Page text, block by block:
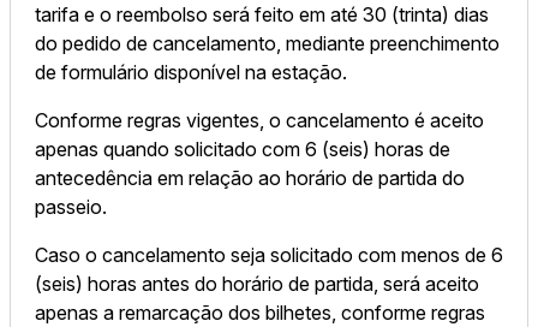
tarifa e o reembolso será feito em até 30 (trinta) dias
do pedido de cancelamento, mediante preenchimento
de formulário disponível na estação.
Conforme regras vigentes, o cancelamento é aceito
apenas quando solicitado com 6 (seis) horas de
antecedência em relação ao horário de partida do
passeio.
Caso o cancelamento seja solicitado com menos de 6
(seis) horas antes do horário de partida, será aceito
apenas a remarcação dos bilhetes, conforme regras